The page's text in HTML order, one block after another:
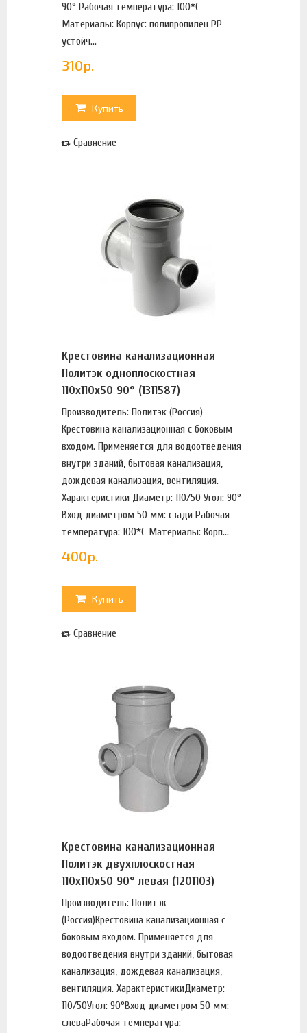
90° Рабочая температура: 100*С
Материалы: Корпус: полипропилен PP
устойч...
310р.
Купить
Сравнение
Крестовина канализационная
Политэк одноплоскостная
110х110х50 90° (1311587)
Производитель: Политэк (Россия)
Крестовина канализационная с боковым
входом. Применяется для водоотведения
внутри зданий, бытовая канализация,
дождевая канализация, вентиляция.
Характеристики Диаметр: 110/50 Угол: 90°
Вход диаметром 50 мм: сзади Рабочая
температура: 100*С Материалы: Корп...
400р.
Купить
Сравнение
Крестовина канализационная
Политэк двухплоскостная
110х110х50 90° левая (1201103)
Производитель: Политэк
(Россия)Крестовина канализационная с
боковым входом. Применяется для
водоотведения внутри зданий, бытовая
канализация, дождевая канализация,
вентиляция. ХарактеристикиДиаметр:
110/50Угол: 90°Вход диаметром 50 мм:
слеваРабочая температура: